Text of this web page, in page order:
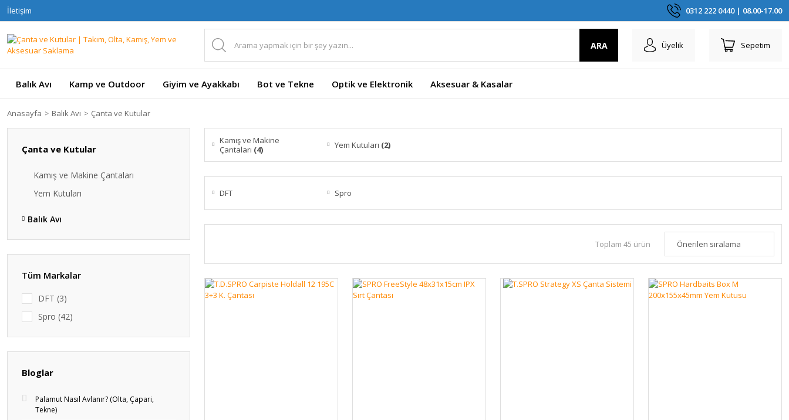
İletişim 0312 222 0440 | 08.00-17.00
ARA Üyelik Sepetim
Balık Avı Kamp ve Outdoor Giyim ve Ayakkabı Bot ve Tekne Optik ve Elektronik Aksesuar & Kasalar
Anasayfa Balık Avı Çanta ve Kutular
Çanta ve Kutular
Kamış ve Makine Çantaları
Yem Kutuları
Balık Avı
Tüm Markalar
DFT (3)
Spro (42)
Bloglar
Palamut Nasıl Avlanır? (Olta, Çapari,
Tekne)
Kamış ve Makine
Çantaları (4) Yem Kutuları (2)
DFT Spro
Toplam 45 ürün